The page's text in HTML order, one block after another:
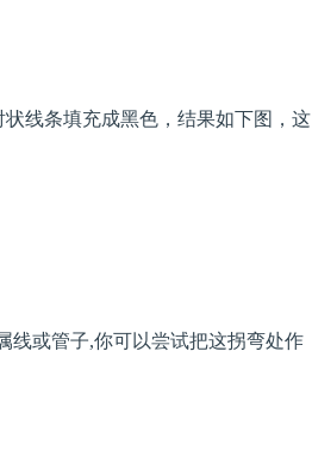
线条填充成黑色，结果如下图，这
或管子,你可以尝试把这拐弯处作